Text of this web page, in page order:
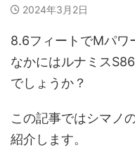
2024年3月2日
8.6フィートでMパワ
なかにはルナミス
でしょうか？
この記事ではシマノ
紹介します。